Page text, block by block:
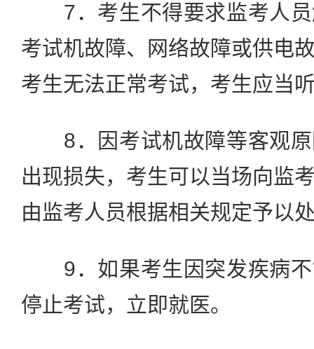
7．考生不得要求监考人员
考试机故障、网络故障或供电
考生无法正常考试，考生应当
8．因考试机故障等客观原
出现损失，考生可以当场向监
由监考人员根据相关规定予以
9．如果考生因突发疾病不
停止考试，立即就医。